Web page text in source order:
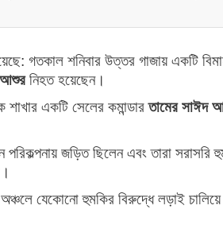
গতকাল শনিবার উত্তর গাজায় একটি
আশুরনিহত হয়েছেন।
শাখার একটি সেলের কমান্ডারতামের সাঈদ
জড়িত ছিলেন এবং তারা সরাসরি
যেকোনো হুমকির বিরুদ্ধে লড়াই চালিয়ে